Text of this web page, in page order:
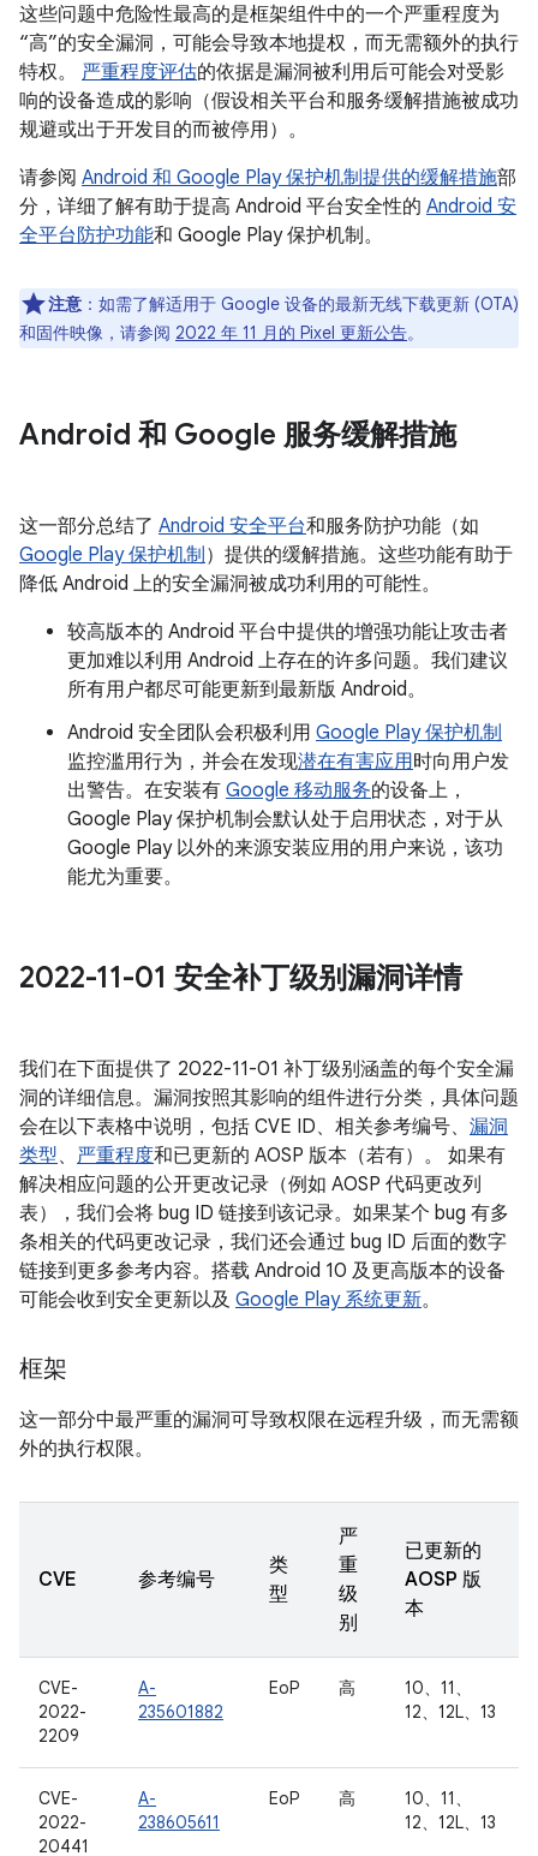
这些问题中危险性最高的是框架组件中的一个严重程度为
“高”的安全漏洞，可能会导致本地提权，而无需额外的执行
特权。 严重程度评估的依据是漏洞被利用后可能会对受影
响的设备造成的影响（假设相关平台和服务缓解措施被成功
规避或出于开发目的而被停用）。
请参阅 Android 和 Google Play 保护机制提供的缓解措施部
分，详细了解有助于提高 Android 平台安全性的 Android 安
全平台防护功能和 Google Play 保护机制。
注意 ：如需了解适用于 Google 设备的最新无线下载更新 (OTA)
和固件映像，请参阅 2022 年 11 月的 Pixel 更新公告。
Android 和 Google 服务缓解措施
这一部分总结了 Android 安全平台和服务防护功能（如
Google Play 保护机制 ）提供的缓解措施。这些功能有助于
降低 Android 上的安全漏洞被成功利用的可能性。
较高版本的 Android 平台中提供的增强功能让攻击者
更加难以利用 Android 上存在的许多问题。我们建议
所有用户都尽可能更新到最新版 Android。
Android 安全团队会积极利用 Google Play 保护机制
监控滥用行为，并会在发现潜在有害应用时向用户发
出警告。在安装有 Google 移动服务的设备上，
Google Play 保护机制会默认处于启用状态，对于从
Google Play 以外的来源安装应用的用户来说，该功
能尤为重要。
2022-11-01 安全补丁级别漏洞详情
我们在下面提供了 2022-11-01 补丁级别涵盖的每个安全漏
洞的详细信息。漏洞按照其影响的组件进行分类，具体问题
会在以下表格中说明，包括 CVE ID、相关参考编号、 漏洞
类型、 严重程度和已更新的 AOSP 版本（若有）。 如果有
解决相应问题的公开更改记录（例如 AOSP 代码更改列
表），我们会将 bug ID 链接到该记录。如果某个 bug 有多
条相关的代码更改记录，我们还会通过 bug ID 后面的数字
链接到更多参考内容。搭载 Android 10 及更高版本的设备
可能会收到安全更新以及 Google Play 系统更新。
框架
这一部分中最严重的漏洞可导致权限在远程升级，而无需额
外的执行权限。
CVE 参考编号
类
型
严
重
级
别
已更新的
AOSP 版
本
CVE-
2022-
2209
A-
235601882
EoP 高
10、11、
12、12L、13
CVE-
2022-
20441
A-
238605611
EoP 高
10、11、
12、12L、13